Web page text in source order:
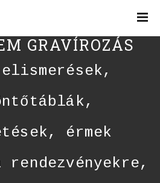
GRAVÍROZÁS
érmek